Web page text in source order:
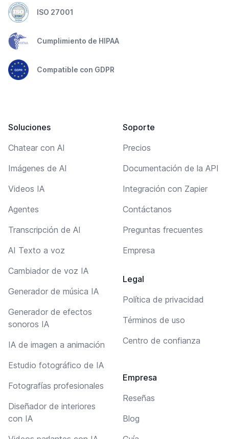
ISO 27001
Cumplimiento de HIPAA
Compatible con GDPR
Soluciones
Chatear con AI
Imágenes de AI
Videos IA
Agentes
Transcripción de AI
AI Texto a voz
Cambiador de voz IA
Generador de música IA
Generador de efectos
sonoros IA
IA de imagen a animación
Estudio fotográfico de IA
Fotografías profesionales
Diseñador de interiores
con IA
Soporte
Precios
Documentación de la API
Integración con Zapier
Contáctanos
Preguntas frecuentes
Empresa
Legal
Política de privacidad
Términos de uso
Centro de confianza
Empresa
Reseñas
Blog